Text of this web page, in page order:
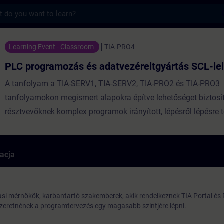
és adatvezéreltgyártás SCL-lel -
Learning Event - Classroom TIA-PRO4
PLC programozás és adatvezéreltgyártás SCL-lel
A tanfolyam a TIA-SERV1, TIA-SERV2, TIA-PRO2 és TIA-PRO3
tanfolyamokon megismert alapokra építve lehetőséget
résztvevőknek komplex programok irányított, lépésről lépésre
látnak rá egy bonyolultabb struktúrájú program elkészítésének
szempontjaira.
mérnökök, karbantartó szakemberek, akik rendelkeznek TIA Portal és
a programtervezés egy magasabb szintjére lépni.